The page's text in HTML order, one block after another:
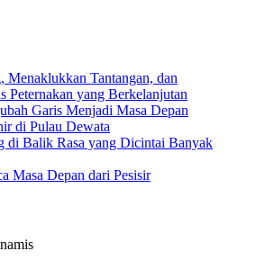
Menaklukkan Tantangan, dan
Peternakan yang Berkelanjutan
Garis Menjadi Masa Depan
di Pulau Dewata
di Balik Rasa yang Dicintai Banyak
Masa Depan dari Pesisir